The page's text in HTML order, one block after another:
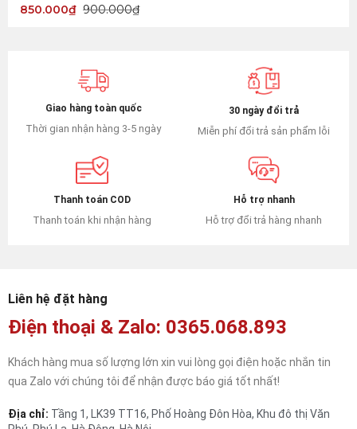
900.000₫
850.000₫
Giao hàng toàn quốc
Thời gian nhận hàng 3-5 ngày
30 ngày đổi trả
Miễn phí đổi trả sản phẩm lỗi
Thanh toán COD
Thanh toán khi nhận hàng
Hỗ trợ nhanh
Hỗ trợ đổi trả hàng nhanh
Liên hệ đặt hàng
Điện thoại & Zalo: 0365.068.893
Khách hàng mua số lượng lớn xin vui lòng gọi điện hoặc nhắn tin
qua Zalo với chúng tôi để nhận được báo giá tốt nhất!
Địa chỉ: Tầng 1, LK39 TT16, Phố Hoàng Đôn Hòa, Khu đô thị Văn